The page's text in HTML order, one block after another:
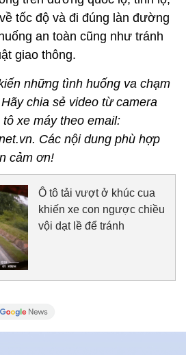
tốc độ và đi đúng làn đường
an toàn cũng như tránh
giao thông.
những tình huống va chạm
chia sẻ video từ camera
xe máy theo email:
Các nội dung phù hợp
cảm ơn!
Ô tô tải vượt ở khúc cua
khiến xe con ngược chiều
vội dạt lề để tránh